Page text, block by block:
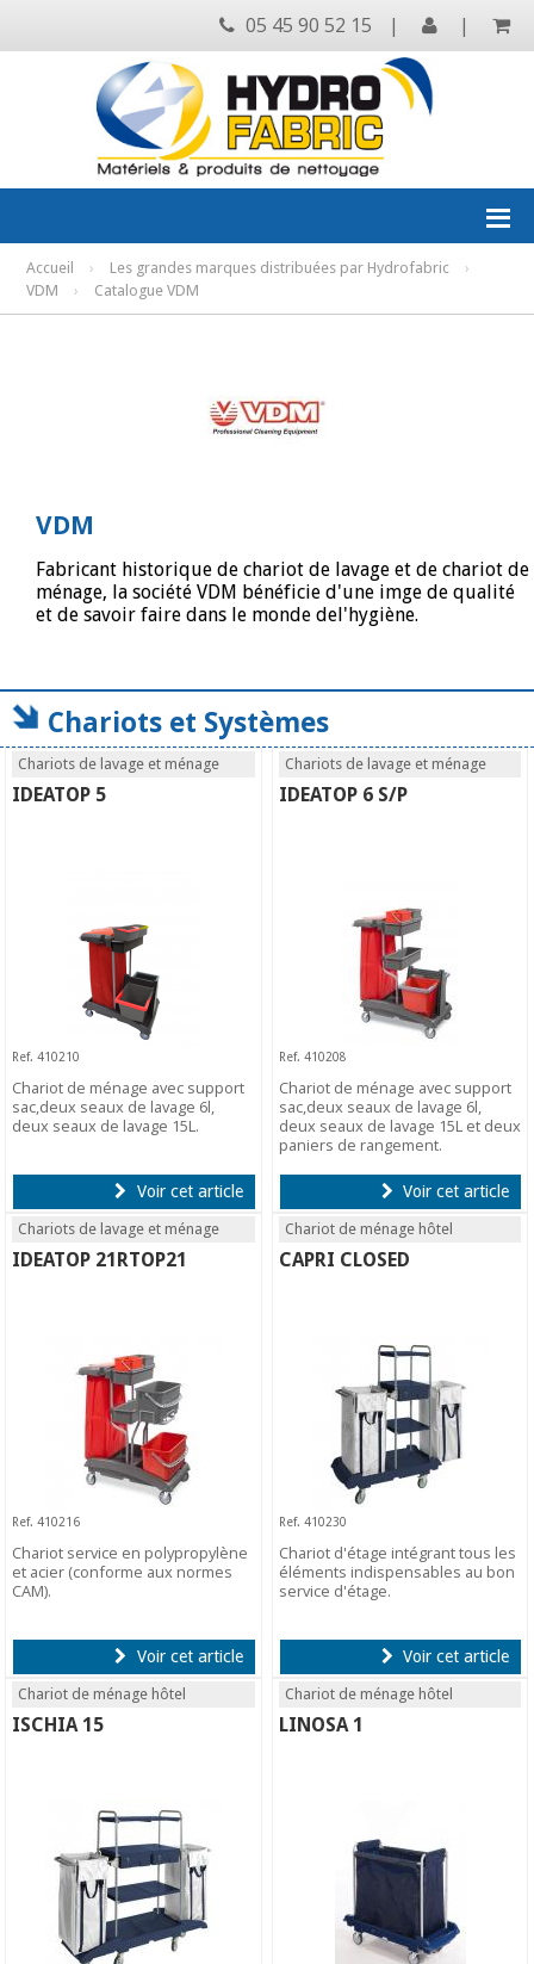
05 45 90 52 15 | |
Accueil › Les grandes marques distribuées par Hydrofabric
›
VDM
› Catalogue VDM
VDM
Fabricant historique de chariot de lavage et de chariot de
ménage, la société VDM bénéficie d'une imge de qualité
et de savoir faire dans le monde del'hygiène.
Chariots et Systèmes
Chariots de lavage et ménage
IDEATOP 5
Ref. 410210
Chariot de ménage avec support
sac,deux seaux de lavage 6l,
deux seaux de lavage 15L.
Voir cet article
Chariots de lavage et ménage
IDEATOP 6 S/P
Ref. 410208
Chariot de ménage avec support
sac,deux seaux de lavage 6l,
deux seaux de lavage 15L et deux
paniers de rangement.
Voir cet article
Chariots de lavage et ménage
IDEATOP 21RTOP21
Ref. 410216
Chariot service en polypropylène
et acier (conforme aux normes
CAM).
Voir cet article
Chariot de ménage hôtel
CAPRI CLOSED
Ref. 410230
Chariot d'étage intégrant tous les
éléments indispensables au bon
service d'étage.
Voir cet article
Chariot de ménage hôtel
ISCHIA 15
Chariot de ménage hôtel
LINOSA 1